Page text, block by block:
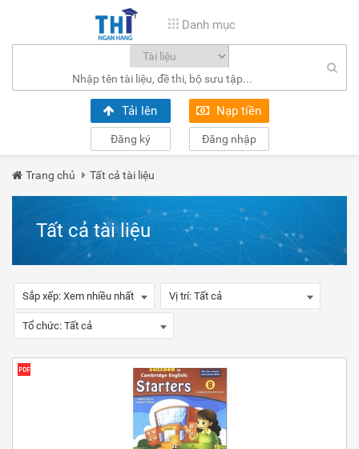
Danh mục
Tải lên Nạp tiền
Đăng ký Đăng nhập
Trang chủ Tất cả tài liệu
Tất cả tài liệu
Sắp xếp: Xem nhiều nhất Vị trí: Tất cả
Tổ chức: Tất cả